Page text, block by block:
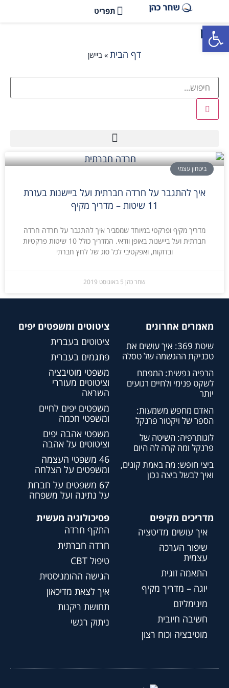
פתח סרגל נגישות
ביישן
דף הבית » ביישן
ביטחון עצמי
איך להתגבר על חרדה חברתית ועל ביישנות בעזרת
11 שיטות – מדריך מקיף
מדריך מקיף ופרקטי במיוחד שמסביר איך להתגבר על חרדה חרדה
חברתית ועל ביישנות באופן וודאי. המדריך כולל 10 שיטות פרקטיות
ובדוקות, ואפקטיבי לכל סוג של לחץ חברתי
שחר כהן 5 באוגוסט 2019
מאמרים אחרונים
שיטת 369: איך עושים את
טכניקת ההגשמה של טסלה
הרפיה נפשית: המפתח
לשקט פנימי ולחיים רגועים
יותר
האדם מחפש משמעות:
הספר של ויקטור פרנקל
לוגותרפיה: השיטה של
פרנקל ומה קרה לה היום
ביצי חופש: מה באמת קונים,
ואיך לבשל ביצה נכון
ציטוטים ומשפטים יפים
ציטוטים בעברית
פתגמים בעברית
משפטי מוטיבציה
וציטוטים מעוררי
השראה
משפטים יפים לחיים
ומשפטי חכמה
משפטי אהבה יפים
וציטוטים על אהבה
46 משפטי העצמה
ומשפטים על הצלחה
67 משפטים על חברות
על נתינה ועל משפחה
מדריכים מקיפים
איך עושים מדיטציה
שיפור הערכה
עצמית
התאמה זוגית
יוגה – מדריך מקיף
מינימליזם
חשיבה חיובית
מוטיבציה וכוח רצון
פסיכולוגיה מעשית
התקף חרדה
חרדה חברתית
טיפול CBT
הגישה ההומניסטית
איך לצאת מדיכאון
תחושת ריקנות
ניתוק רגשי